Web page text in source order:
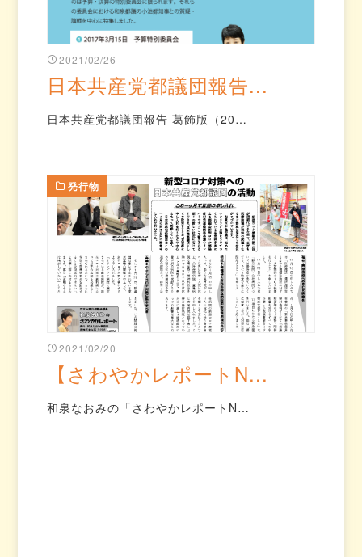
2021/02/26
日本共産党都議団報告...
日本共産党都議団報告 葛飾版（20…
発行物
2021/02/20
【さわやかレポートN...
和泉なおみの「さわやかレポートN…